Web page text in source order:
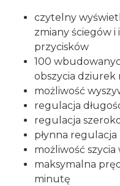
czytelny
zmiany ściegów
przycisków
100
obszycia dziurek
możliwość
regulacja
regulacja
płynna
możliwość szycia
maksymalna
minutę